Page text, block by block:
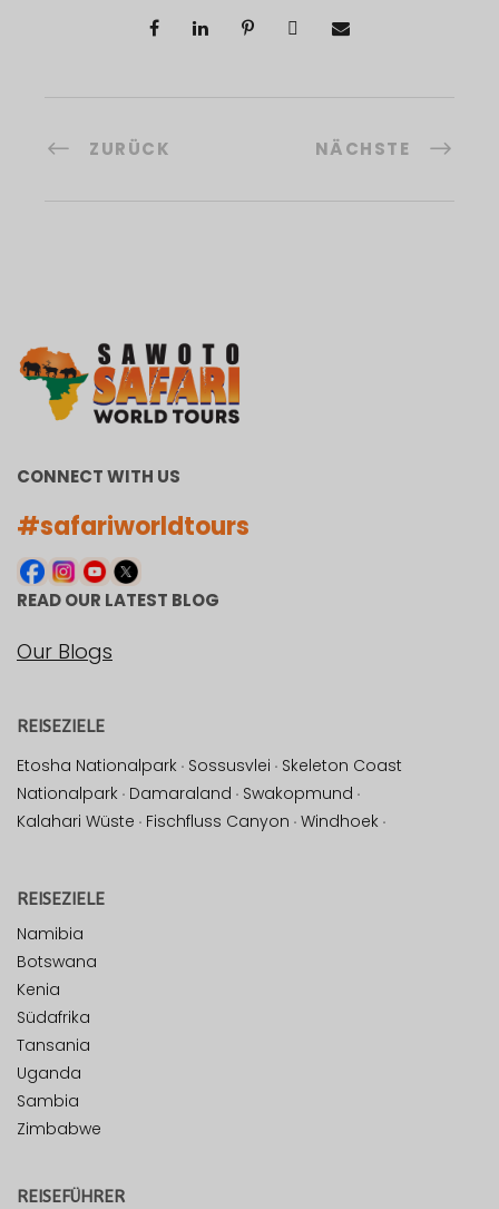
ZURÜCK NÄCHSTE
CONNECT WITH US
#safariworldtours
READ OUR LATEST BLOG
Our Blogs
REISEZIELE
Etosha Nationalpark · Sossusvlei · Skeleton Coast
Nationalpark · Damaraland · Swakopmund ·
Kalahari Wüste · Fischfluss Canyon · Windhoek ·
REISEZIELE
Namibia
Botswana
Kenia
Südafrika
Tansania
Uganda
Sambia
Zimbabwe
REISEFÜHRER